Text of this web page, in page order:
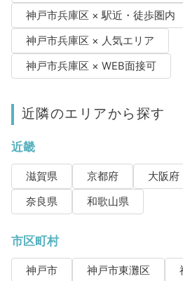
神戸市兵庫区 × 駅近・徒歩圏内
神戸市兵庫区 × 人気エリア
神戸市兵庫区 × WEB面接可
近隣のエリアから探す
近畿
滋賀県 京都府 大阪府
奈良県
和歌山県
市区町村
神戸市 神戸市東灘区